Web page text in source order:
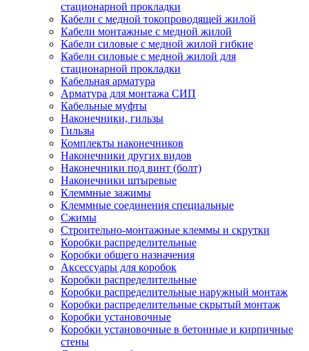
стационарной прокладки
Кабели с медной токопроводящей жилой
Кабели монтажные с медной жилой
Кабели силовые с медной жилой гибкие
Кабели силовые с медной жилой для
стационарной прокладки
Кабельная арматура
Арматура для монтажа СИП
Кабельные муфты
Наконечники, гильзы
Гильзы
Комплекты наконечников
Наконечники других видов
Наконечники под винт (болт)
Наконечники штыревые
Клеммные зажимы
Клеммные соединения специальные
Сжимы
Строительно-монтажные клеммы и скрутки
Коробки распределительные
Коробки общего назначения
Аксессуары для коробок
Коробки распределительные
Коробки распределительные наружный монтаж
Коробки распределительные скрытый монтаж
Коробки установочные
Коробки установочные в бетонные и кирпичные
стены